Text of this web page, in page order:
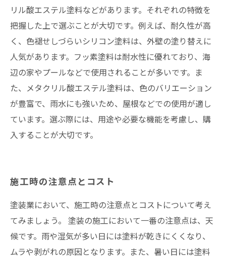
リル酸エステル塗料などがあります。それぞれの特徴を
把握した上で選ぶことが大切です。例えば、耐久性が高
く、色褪せしづらいシリコン塗料は、外壁の塗り替えに
人気があります。フッ素塗料は耐水性に優れており、海
辺の家やプールなどで使用されることが多いです。ま
た、メタクリル酸エステル塗料は、色のバリエーション
が豊富で、雨水にも強いため、屋根などでの使用が適し
ています。選ぶ際には、用途や必要な機能を考慮し、購
入することが大切です。
施工時の注意点とコスト
塗装業において、施工時の注意点とコストについて考え
てみましょう。 塗装の施工において一番の注意点は、天
候です。雨や湿気が多い日には塗料が乾きにくくなり、
ムラや剥がれの原因となります。また、暑い日には塗料